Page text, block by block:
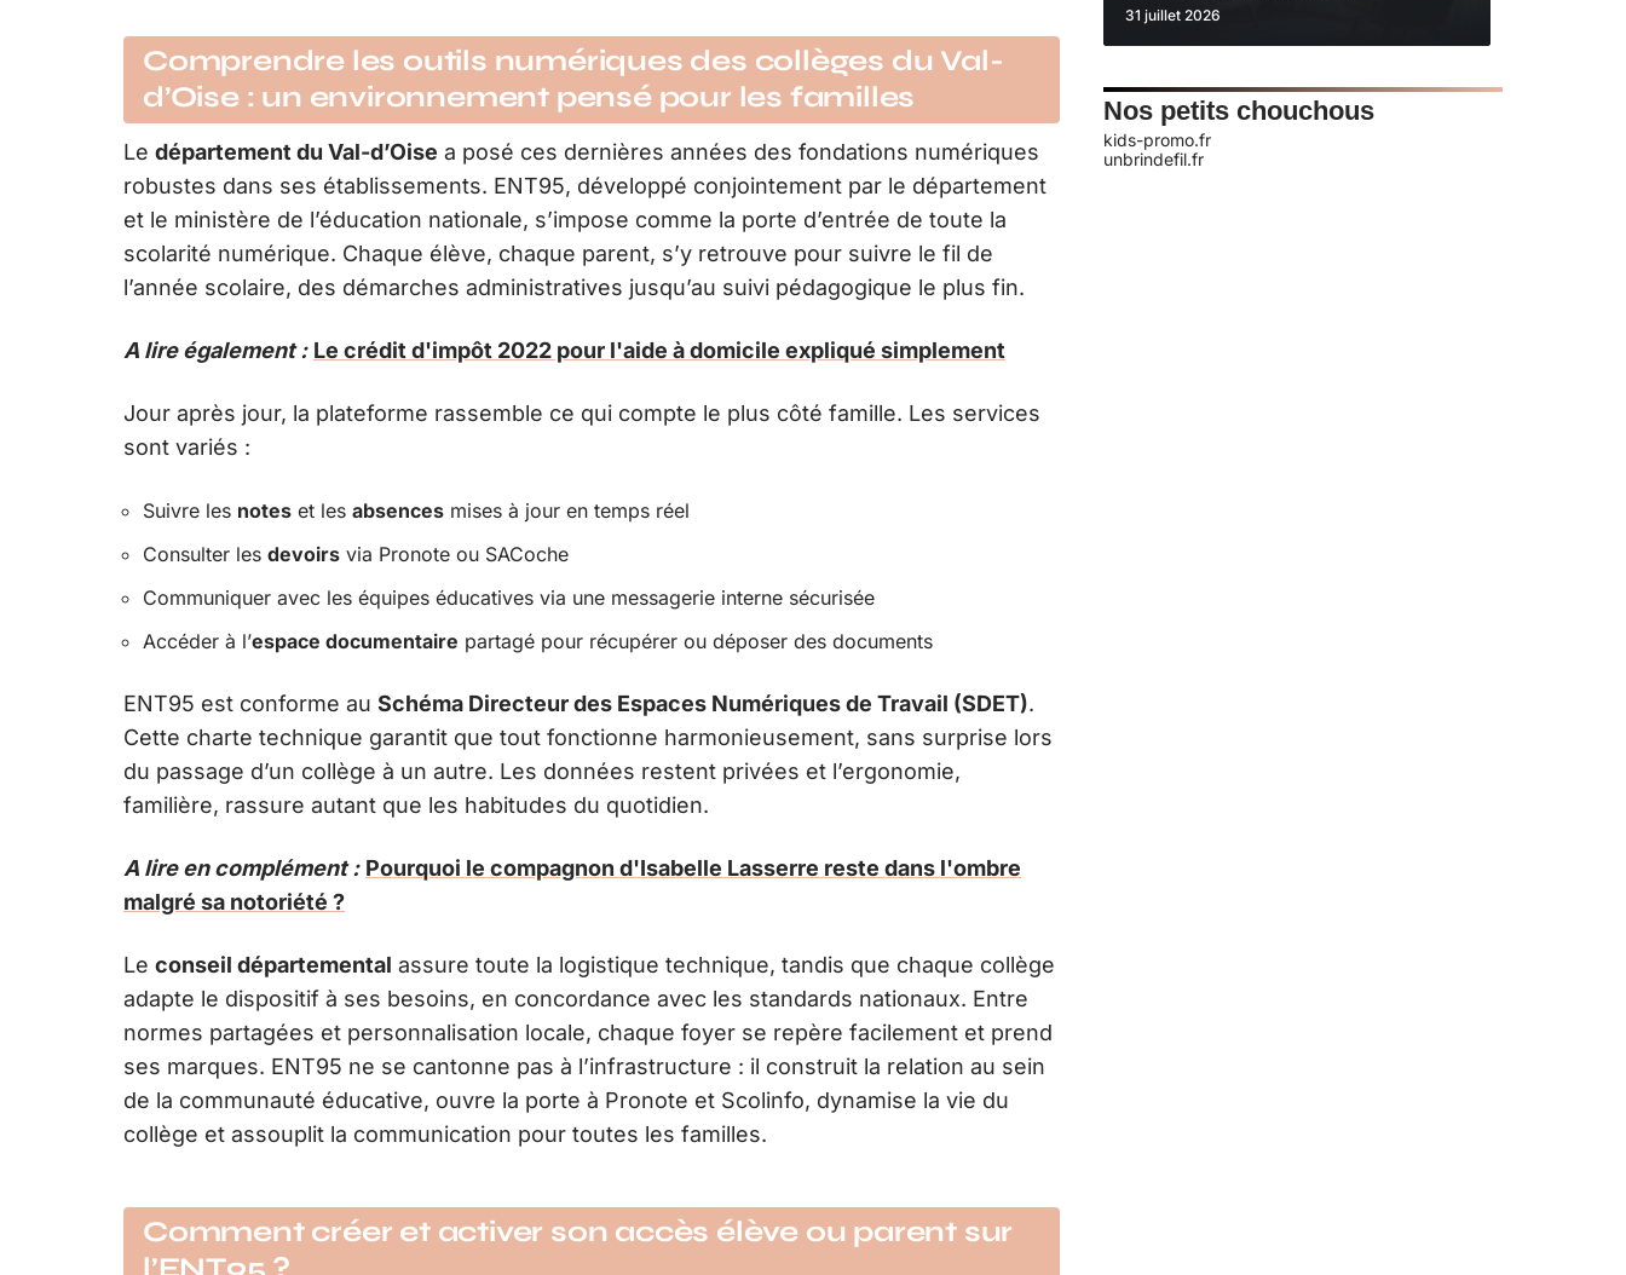
Comprendre les outils numériques des collèges du Val-
d’Oise : un environnement pensé pour les familles
Le département du Val-d’Oise a posé ces dernières années des fondations numériques
robustes dans ses établissements. ENT95, développé conjointement par le département
et le ministère de l’éducation nationale, s’impose comme la porte d’entrée de toute la
scolarité numérique. Chaque élève, chaque parent, s’y retrouve pour suivre le fil de
l’année scolaire, des démarches administratives jusqu’au suivi pédagogique le plus fin.
A lire également : Le crédit d'impôt 2022 pour l'aide à domicile expliqué simplement
Jour après jour, la plateforme rassemble ce qui compte le plus côté famille. Les services
sont variés :
Suivre les notes et les absences mises à jour en temps réel
Consulter les devoirs via Pronote ou SACoche
Communiquer avec les équipes éducatives via une messagerie interne sécurisée
Accéder à l’espace documentaire partagé pour récupérer ou déposer des documents
ENT95 est conforme au Schéma Directeur des Espaces Numériques de Travail (SDET).
Cette charte technique garantit que tout fonctionne harmonieusement, sans surprise lors
du passage d’un collège à un autre. Les données restent privées et l’ergonomie,
familière, rassure autant que les habitudes du quotidien.
A lire en complément : Pourquoi le compagnon d'Isabelle Lasserre reste dans l'ombre
malgré sa notoriété ?
Le conseil départemental assure toute la logistique technique, tandis que chaque collège
adapte le dispositif à ses besoins, en concordance avec les standards nationaux. Entre
normes partagées et personnalisation locale, chaque foyer se repère facilement et prend
ses marques. ENT95 ne se cantonne pas à l’infrastructure : il construit la relation au sein
de la communauté éducative, ouvre la porte à Pronote et Scolinfo, dynamise la vie du
collège et assouplit la communication pour toutes les familles.
Comment créer et activer son accès élève ou parent sur
l’ENT95 ?
31 juillet 2026
Nos petits chouchous
kids-promo.fr
unbrindefil.fr